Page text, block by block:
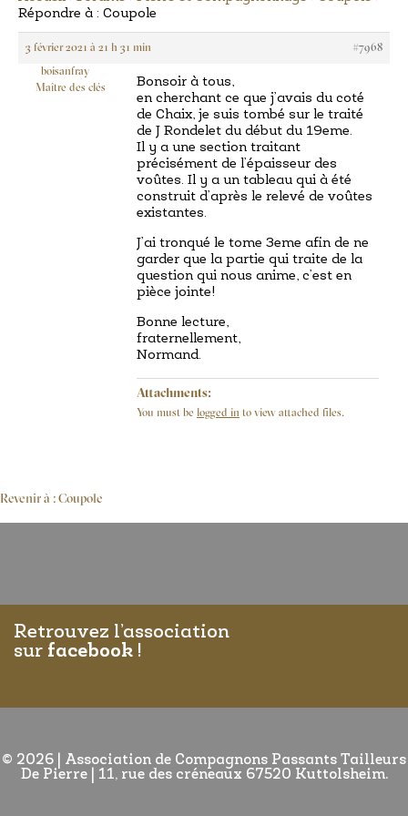
Répondre à : Coupole
3 février 2021 à 21 h 31 min #7968
boisanfray
Maître des clés
Bonsoir à tous,
en cherchant ce que j’avais du coté
de Chaix, je suis tombé sur le traité
de J Rondelet du début du 19eme.
Il y a une section traitant
précisément de l’épaisseur des
voûtes. Il y a un tableau qui à été
construit d’après le relevé de voûtes
existantes.
J’ai tronqué le tome 3eme afin de ne
garder que la partie qui traite de la
question qui nous anime, c’est en
pièce jointe!
Bonne lecture,
fraternellement,
Normand.
Attachments:
You must be logged in to view attached files.
Revenir à : Coupole
Retrouvez l’association
sur facebook !
© 2026
Association de Compagnons Passants Tailleurs
De Pierre | 11, rue des créneaux 67520 Kuttolsheim.